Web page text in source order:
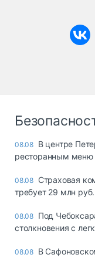
08.08 В центре
ресторанным меню
08.08 Страховая
требует 29 млн
08.08 Под
столкновения с
08.08 В